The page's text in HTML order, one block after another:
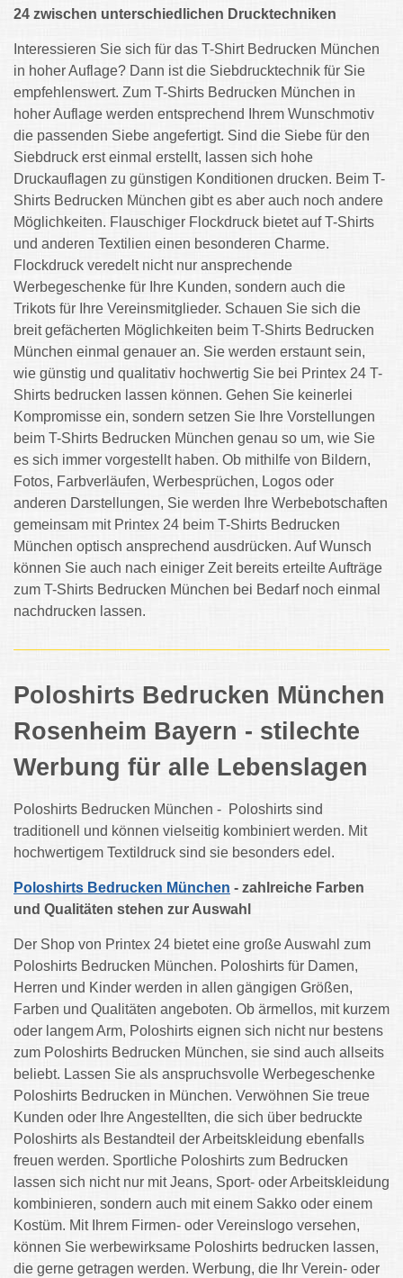
24 zwischen unterschiedlichen Drucktechniken
Interessieren Sie sich für das T-Shirt Bedrucken München
in hoher Auflage? Dann ist die Siebdrucktechnik für Sie
empfehlenswert. Zum T-Shirts Bedrucken München in
hoher Auflage werden entsprechend Ihrem Wunschmotiv
die passenden Siebe angefertigt. Sind die Siebe für den
Siebdruck erst einmal erstellt, lassen sich hohe
Druckauflagen zu günstigen Konditionen drucken. Beim T-
Shirts Bedrucken München gibt es aber auch noch andere
Möglichkeiten. Flauschiger Flockdruck bietet auf T-Shirts
und anderen Textilien einen besonderen Charme.
Flockdruck veredelt nicht nur ansprechende
Werbegeschenke für Ihre Kunden, sondern auch die
Trikots für Ihre Vereinsmitglieder. Schauen Sie sich die
breit gefächerten Möglichkeiten beim T-Shirts Bedrucken
München einmal genauer an. Sie werden erstaunt sein,
wie günstig und qualitativ hochwertig Sie bei Printex 24 T-
Shirts bedrucken lassen können. Gehen Sie keinerlei
Kompromisse ein, sondern setzen Sie Ihre Vorstellungen
beim T-Shirts Bedrucken München genau so um, wie Sie
es sich immer vorgestellt haben. Ob mithilfe von Bildern,
Fotos, Farbverläufen, Werbesprüchen, Logos oder
anderen Darstellungen, Sie werden Ihre Werbebotschaften
gemeinsam mit Printex 24 beim T-Shirts Bedrucken
München optisch ansprechend ausdrücken. Auf Wunsch
können Sie auch nach einiger Zeit bereits erteilte Aufträge
zum T-Shirts Bedrucken München bei Bedarf noch einmal
nachdrucken lassen.
Poloshirts Bedrucken München
Rosenheim Bayern - stilechte
Werbung für alle Lebenslagen
Poloshirts Bedrucken München - Poloshirts sind
traditionell und können vielseitig kombiniert werden. Mit
hochwertigem Textildruck sind sie besonders edel.
Poloshirts Bedrucken München - zahlreiche Farben
und Qualitäten stehen zur Auswahl
Der Shop von Printex 24 bietet eine große Auswahl zum
Poloshirts Bedrucken München. Poloshirts für Damen,
Herren und Kinder werden in allen gängigen Größen,
Farben und Qualitäten angeboten. Ob ärmellos, mit kurzem
oder langem Arm, Poloshirts eignen sich nicht nur bestens
zum Poloshirts Bedrucken München, sie sind auch allseits
beliebt. Lassen Sie als anspruchsvolle Werbegeschenke
Poloshirts Bedrucken in München. Verwöhnen Sie treue
Kunden oder Ihre Angestellten, die sich über bedruckte
Poloshirts als Bestandteil der Arbeitskleidung ebenfalls
freuen werden. Sportliche Poloshirts zum Bedrucken
lassen sich nicht nur mit Jeans, Sport- oder Arbeitskleidung
kombinieren, sondern auch mit einem Sakko oder einem
Kostüm. Mit Ihrem Firmen- oder Vereinslogo versehen,
können Sie werbewirksame Poloshirts bedrucken lassen,
die gerne getragen werden. Werbung, die Ihr Verein- oder